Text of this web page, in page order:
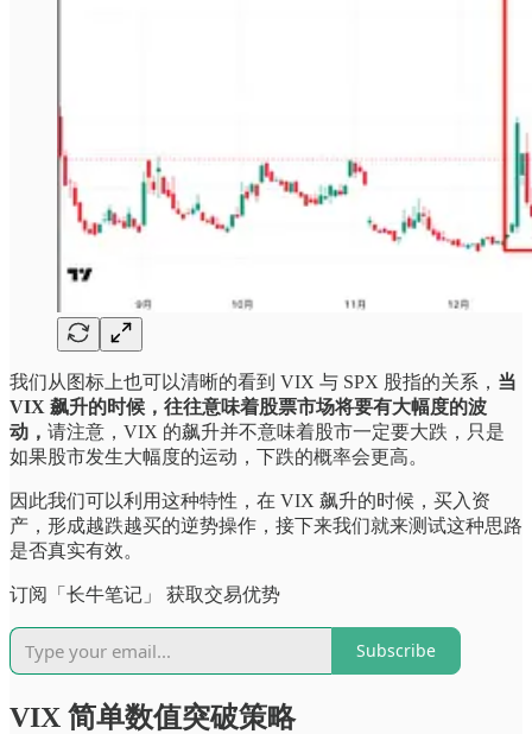
我们从图标上也可以清晰的看到 VIX 与 SPX 股指的关系， 当
VIX 飙升的时候，往往意味着股票市场将要有大幅度的波
动， 请注意，VIX 的飙升并不意味着股市一定要大跌，只是
如果股市发生大幅度的运动，下跌的概率会更高。
因此我们可以利用这种特性，在 VIX 飙升的时候，买入资
产，形成越跌越买的逆势操作，接下来我们就来测试这种思路
是否真实有效。
订阅「长牛笔记」 获取交易优势
Subscribe
VIX 简单数值突破策略